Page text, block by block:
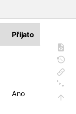
Přijato
Ano